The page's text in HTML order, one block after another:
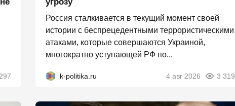
Россия сталкивается в текущий момент своей
истории с беспрецедентными террористическими
атаками, которые совершаются Украиной,
многократно уступающей РФ по...
k-politika.ru 4 авг 2026 3 319